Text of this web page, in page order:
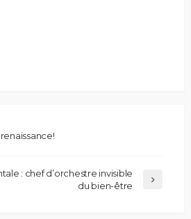
: chef d’orchestre invisible
du bien-être